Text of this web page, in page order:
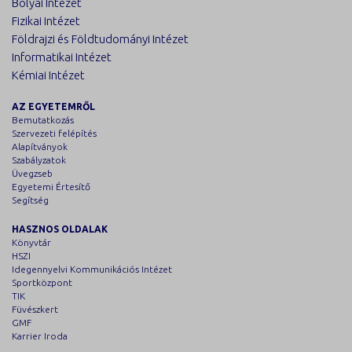
Bolyai Intézet
Fizikai Intézet
Földrajzi és Földtudományi Intézet
Informatikai Intézet
Kémiai Intézet
AZ EGYETEMRŐL
Bemutatkozás
Szervezeti felépítés
Alapítványok
Szabályzatok
Üvegzseb
Egyetemi Értesítő
Segítség
HASZNOS OLDALAK
Könyvtár
HSZI
Idegennyelvi Kommunikációs Intézet
Sportközpont
TIK
Füvészkert
GMF
Karrier Iroda